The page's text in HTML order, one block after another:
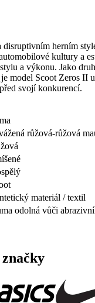
herním
kultury a
a výkonu. Jako
model Scoot Zeros II
svojí konkurencí.
růžová-růžová
materiál / textil
odolná vůči
značky